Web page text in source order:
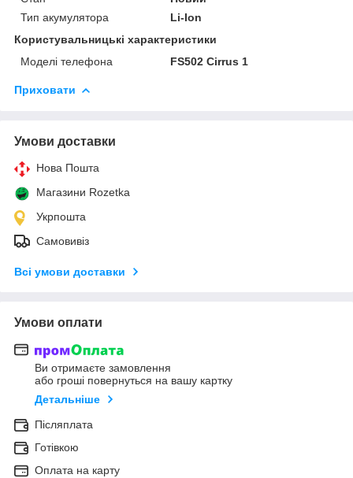
Тип акумулятора
Li-Ion
Користувальницькі характеристики
Моделі телефона
FS502 Cirrus 1
Приховати
Умови доставки
Нова Пошта
Магазини Rozetka
Укрпошта
Самовивіз
Всі умови доставки
Умови оплати
Ви отримаєте замовлення
або гроші повернуться на вашу картку
Детальніше
Післяплата
Готівкою
Оплата на карту